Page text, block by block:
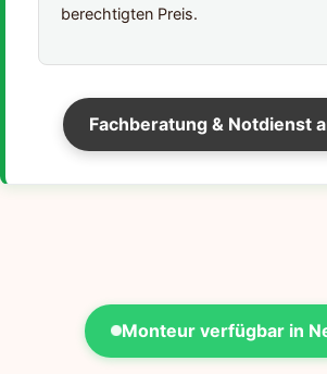
berechtigten Preis.
Fachberatung & Notdienst
Monteur verfügbar in